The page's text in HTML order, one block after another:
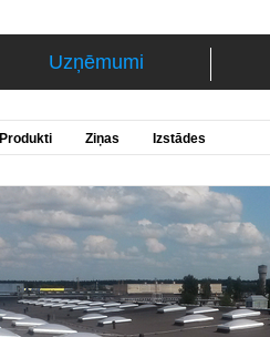
Uzņēmumi
Produkti Ziņas Izstādes